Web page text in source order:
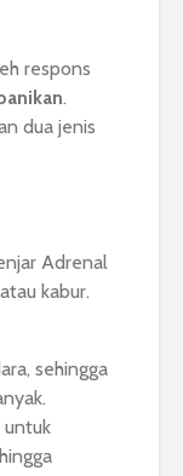
respons
.
dua jenis
Adrenal
kabur.
sehingga